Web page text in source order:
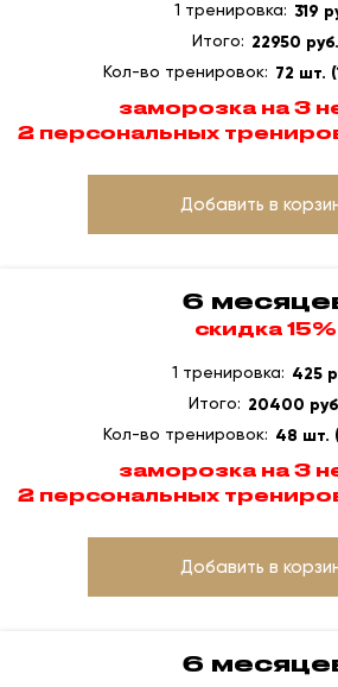
1 тренировка: 319
Итого: 22950 руб.
Кол-во тренировок: 72 шт.
заморозка на 3
2 персональных
Добавить в
6
скидка 15%
1 тренировка: 425
Итого: 20400
Кол-во тренировок: 48 шт.
заморозка на 3
2 персональных
Добавить в
6